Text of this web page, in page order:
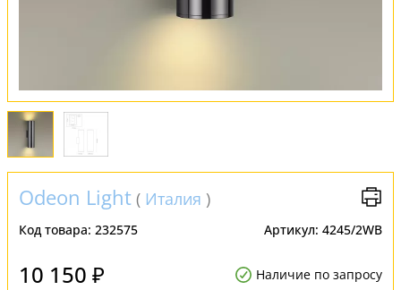
Odeon Light ( Италия )
Код товара: 232575 Артикул: 4245/2WB
10 150 ₽ Наличие по запросу